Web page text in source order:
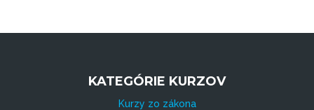
KATEGÓRIE KURZOV
Kurzy zo zákona